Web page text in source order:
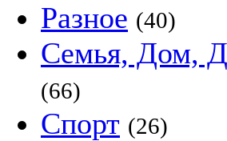
Разное (40)
Семья, Дом,
(66)
Спорт (26)